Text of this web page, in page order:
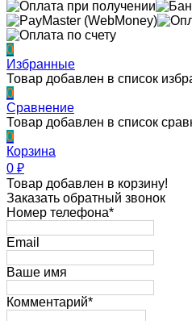
0
Избранные
Товар добавлен в список
0
Сравнение
Товар добавлен в список
0
Корзина
0 ₽
Товар добавлен в корзину!
Заказать обратный звонок
Номер телефона*
Email
Ваше имя
Комментарий*